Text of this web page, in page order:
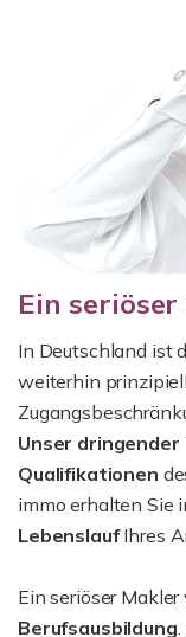
Ein
In Deutschland ist
weiterhin
Unser dringender
Qualifikationen
immo erhalten Sie
LebenslaufIhres
Ein seriöser
Berufsausbildung